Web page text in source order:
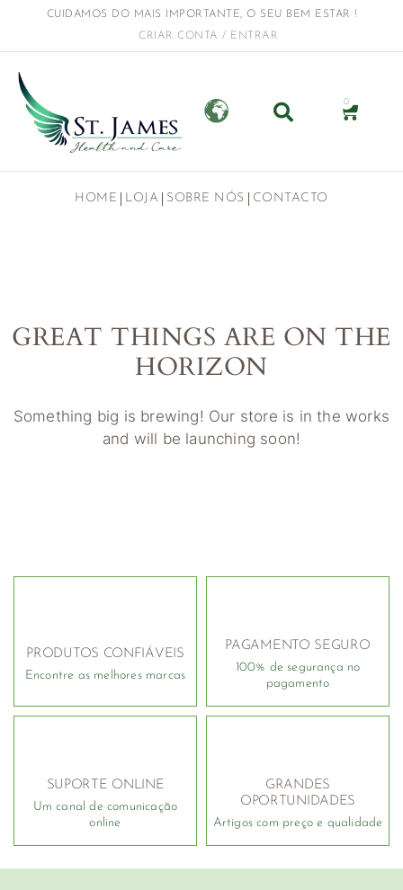
CUIDAMOS DO MAIS IMPORTANTE, O SEU BEM ESTAR !
CRIAR CONTA / ENTRAR
0
HOME LOJA SOBRE NÓS CONTACTO
GREAT THINGS ARE ON THE
HORIZON
Something big is brewing! Our store is in the works
and will be launching soon!
PRODUTOS CONFIÁVEIS
Encontre as melhores marcas
PAGAMENTO SEGURO
100% de segurança no
pagamento
SUPORTE ONLINE
Um canal de comunicação
online
GRANDES
OPORTUNIDADES
Artigos com preço e qualidade